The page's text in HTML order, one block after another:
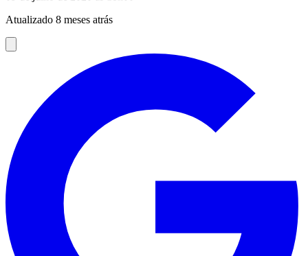
Atualizado 8 meses atrás